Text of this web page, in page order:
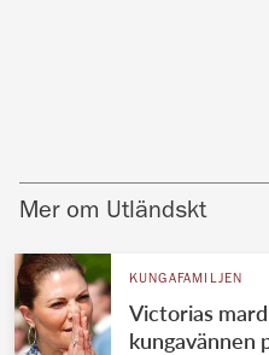
Mer om Utländskt
KUNGAFAMILJEN
Victorias
kungavännen